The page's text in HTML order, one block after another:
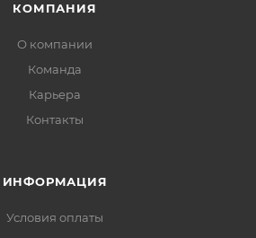
КОМПАНИЯ
О компании
Команда
Карьера
Контакты
ИНФОРМАЦИЯ
Условия оплаты